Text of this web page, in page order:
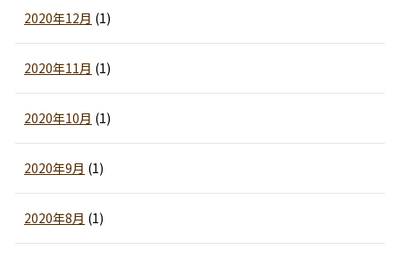
2020年12月 (1)
2020年11月 (1)
2020年10月 (1)
2020年9月 (1)
2020年8月 (1)